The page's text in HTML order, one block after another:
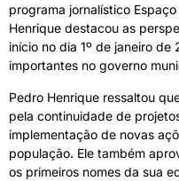
programa jornalístico
Henrique destacou as
início no dia 1º de janeiro
importantes no governo
Pedro Henrique ressaltou
pela continuidade de
implementação de novas
população. Ele também
os primeiros nomes da sua